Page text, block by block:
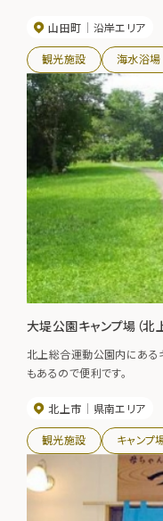
山田町 沿岸エリア
観光施設 海水浴場
大堤公園キャンプ場（北
北上総合運動公園内にある
もあるので便利です。
北上市 県南エリア
観光施設 キャンプ